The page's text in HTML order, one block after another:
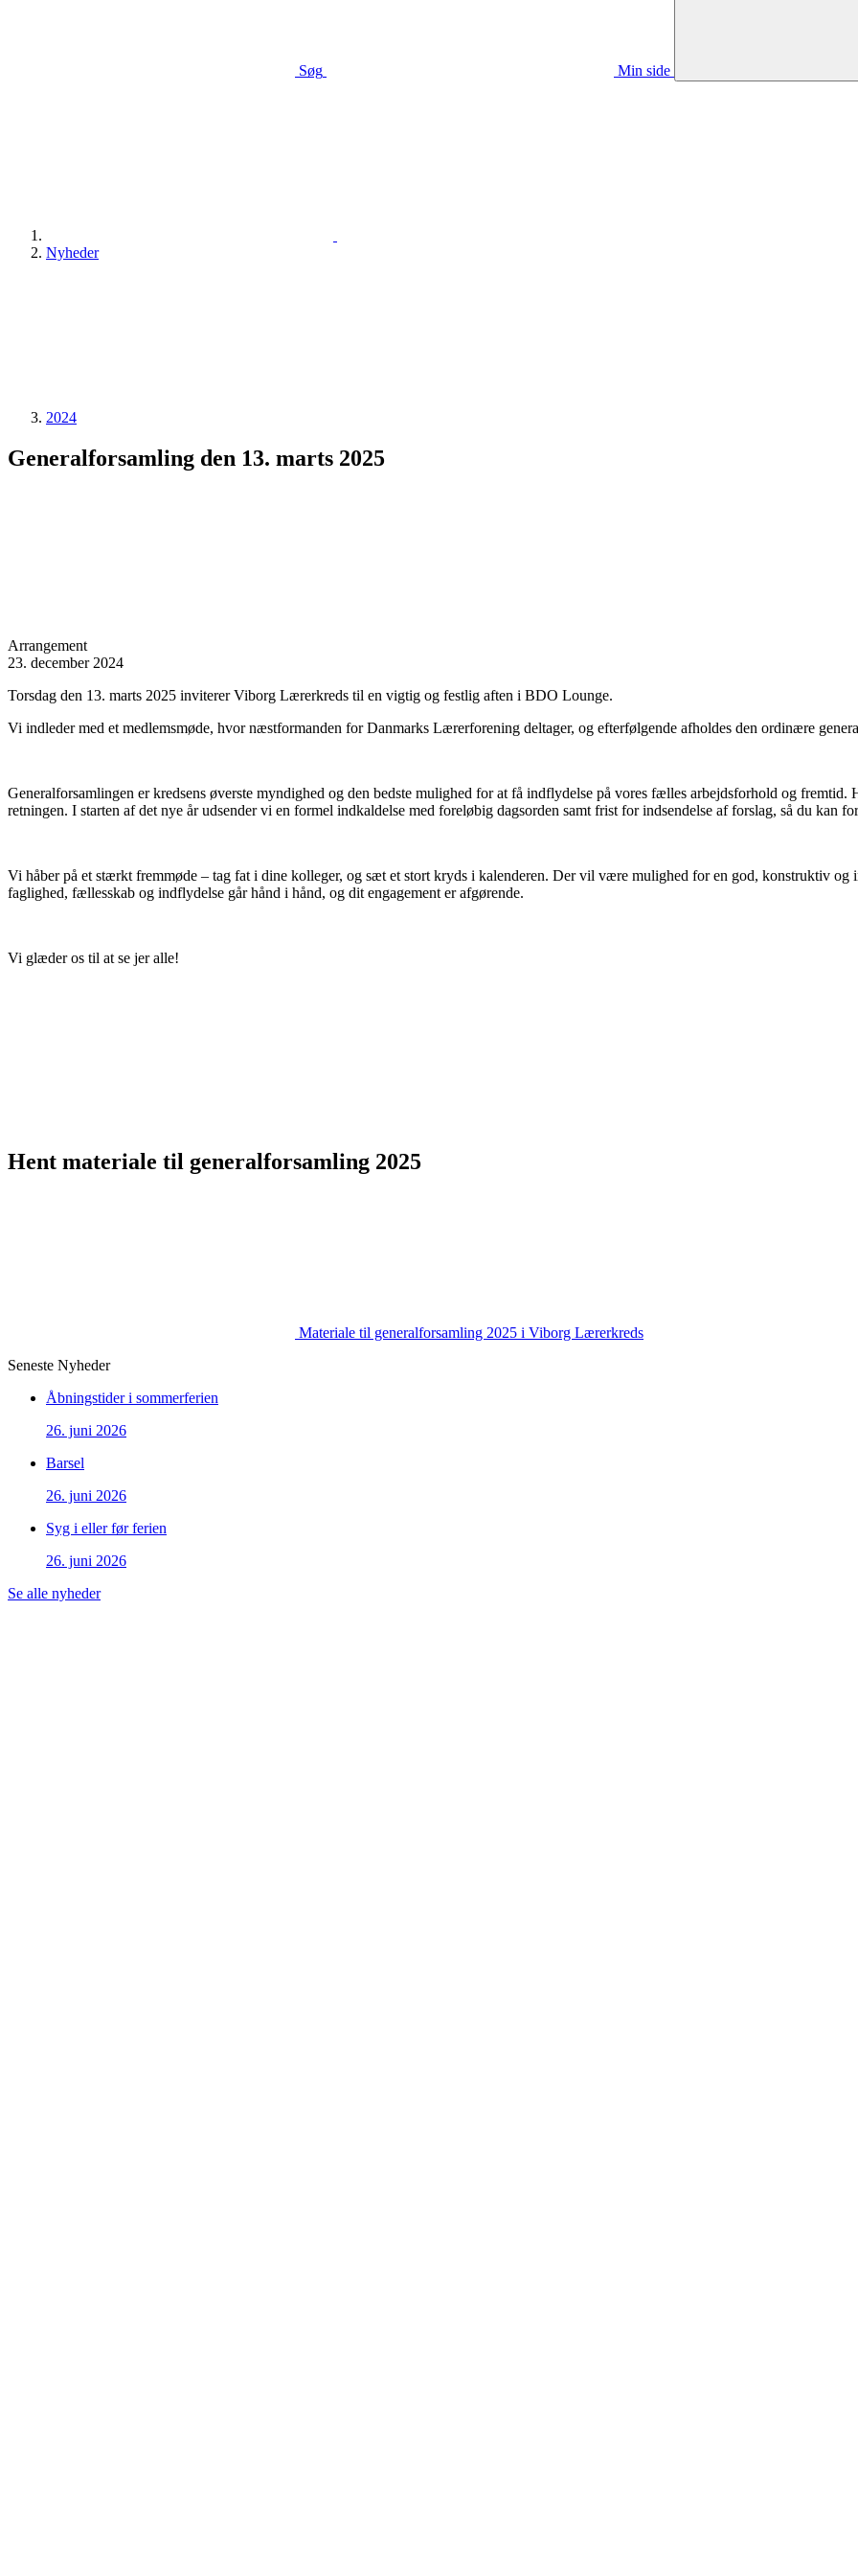
Søg Min side
Nyheder
2024
Generalforsamling den 13. marts 2025
Arrangement
23. december 2024
Torsdag den 13. marts 2025 inviterer Viborg Lærerkreds til en vigtig og festlig aften i BDO Lounge.
Vi indleder med et medlemsmøde, hvor næstformanden for Danmarks Lærerforening deltager, og efterfølgende afholdes den ordinære
Generalforsamlingen er kredsens øverste myndighed og den bedste mulighed for at få indflydelse på vores fælles arbejdsforhold og
retningen. I starten af det nye år udsender vi en formel indkaldelse med foreløbig dagsorden samt frist for indsendelse af forslag, så du kan
Vi håber på et stærkt fremmøde – tag fat i dine kolleger, og sæt et stort kryds i kalenderen. Der vil være mulighed for en god, konstruktiv og
faglighed, fællesskab og indflydelse går hånd i hånd, og dit engagement er afgørende.
Vi glæder os til at se jer alle!
Hent materiale til generalforsamling 2025
Materiale til generalforsamling 2025 i Viborg Lærerkreds
Seneste Nyheder
Åbningstider i sommerferien
26. juni 2026
Barsel
26. juni 2026
Syg i eller før ferien
26. juni 2026
Se alle nyheder